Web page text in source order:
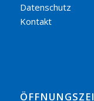
Datenschutz
Kontakt